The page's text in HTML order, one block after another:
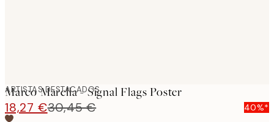
ARTISTAS DESTACADOS
Marco Marella - Signal Flags Poster
18,27 €30,45 €
40%*